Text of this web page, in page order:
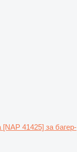
[NAP 41425] за багер-